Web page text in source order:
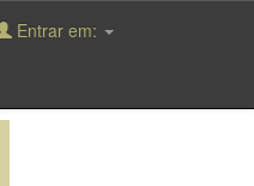
Entrar em: